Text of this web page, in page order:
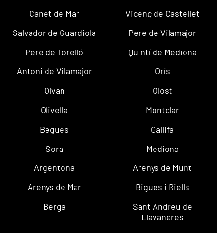
Canet de Mar
Vicenç de Castellet
Salvador de Guardiola
Pere de Vilamajor
Pere de Torelló
Quintí de Mediona
Antoni de Vilamajor
Orís
Olvan
Olost
Olivella
Montclar
Begues
Gallifa
Sora
Mediona
Argentona
Arenys de Munt
Arenys de Mar
Bigues i Riells
Berga
Sant Andreu de
Llavaneres